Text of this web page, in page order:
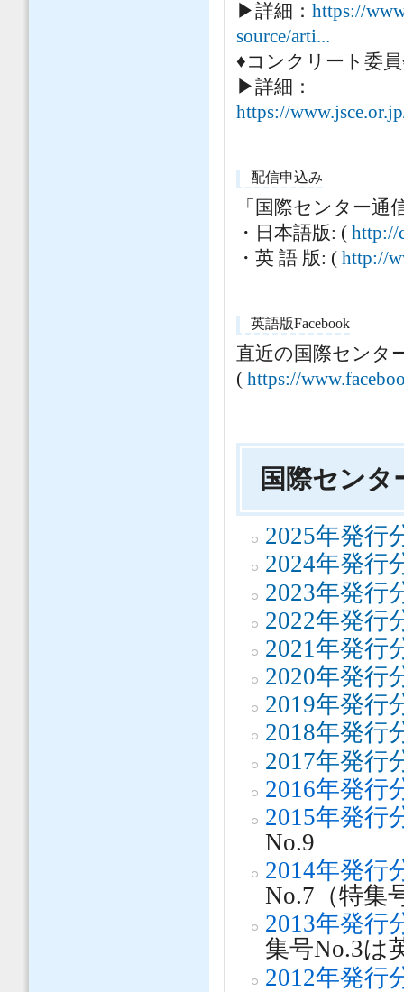
▶詳細：https://
source/arti...
♦コンクリート委
▶詳細：
https://
配信申込み
「国際センター通
・日本語版: (http://
・英 語 版: (http://
英語版Facebook
直近の国際センタ
(https://
国際センタ
2025年発行
2024年発行
2023年発行
2022年発行
2021年発行
2020年発行
2019年発行
2018年発行
2017年発行
2016年発行
2015年発行
No.9
2014年発行
No.7（特集
2013年発行
集号No.3は
2012年発行